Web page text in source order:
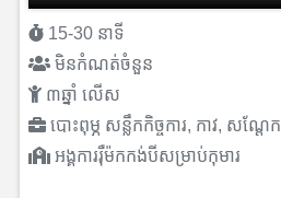
15-30 នាទី
មិនកំណត់ចំនួន
៣ឆ្នាំ លើស
បោះពុម្ភ សន្លឹកកិច្ចការ, កាវ, សណ្ដែក
អង្គការរុឺម៉កកង់បីសម្រាប់កុមារ